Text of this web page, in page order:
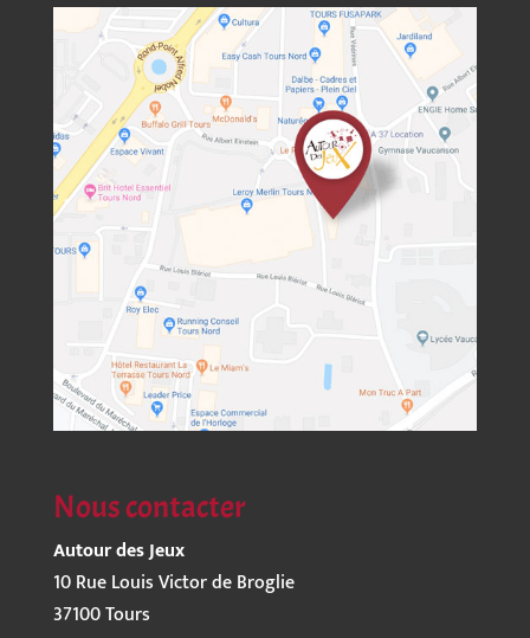
Nous contacter
Autour des Jeux
10 Rue Louis Victor de Broglie
37100 Tours